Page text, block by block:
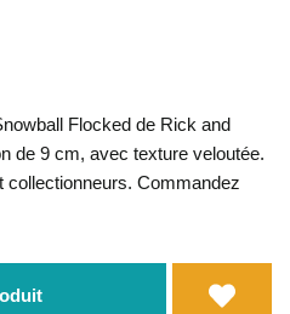
Flocked de Rick and
de 9 cm, avec texture veloutée.
collectionneurs. Commandez